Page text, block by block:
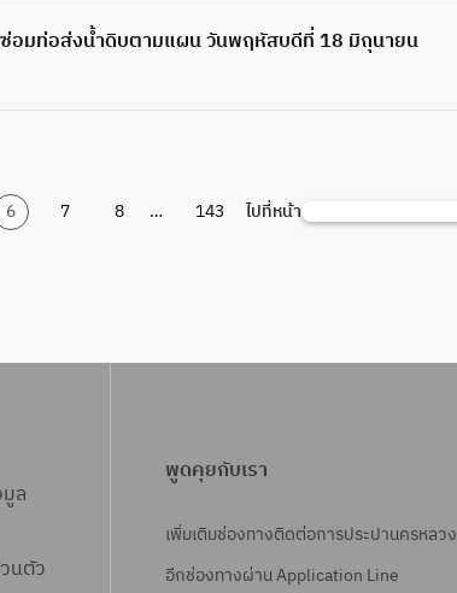
ซ่อมท่อส่งน้ำดิบตามแผน วันพฤหัสบดีที่ 18 มิถุนายน
6 7 8 … 143 ไปที่หน้าค้
ล
นตัว
พูดคุยกับเรา
เพิ่มเติมช่องทางติดต่อการประปานครหลวง
อีกช่องทางผ่าน Application Line